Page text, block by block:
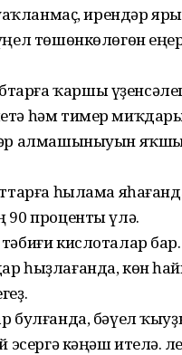
ирендәр
төшөнкөлөгөн
ҡаршы
һәм тимер
алмашыныуын
һылама
проценты үлә.
кислоталар бар.
һыҙлағанда, көн
булғанда, бәүел
кәңәш ителә.